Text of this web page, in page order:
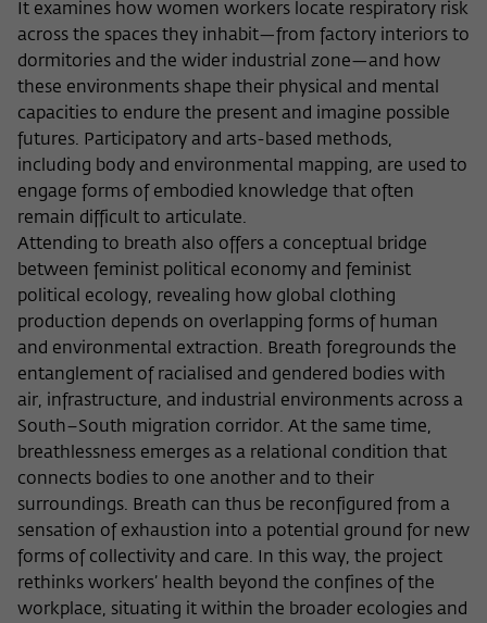
It examines how women workers locate respiratory risk
across the spaces they inhabit—from factory interiors to
dormitories and the wider industrial zone—and how
these environments shape their physical and mental
capacities to endure the present and imagine possible
futures. Participatory and arts-based methods,
including body and environmental mapping, are used to
engage forms of embodied knowledge that often
remain difficult to articulate.
Attending to breath also offers a conceptual bridge
between feminist political economy and feminist
political ecology, revealing how global clothing
production depends on overlapping forms of human
and environmental extraction. Breath foregrounds the
entanglement of racialised and gendered bodies with
air, infrastructure, and industrial environments across a
South–South migration corridor. At the same time,
breathlessness emerges as a relational condition that
connects bodies to one another and to their
surroundings. Breath can thus be reconfigured from a
sensation of exhaustion into a potential ground for new
forms of collectivity and care. In this way, the project
rethinks workers’ health beyond the confines of the
workplace, situating it within the broader ecologies and